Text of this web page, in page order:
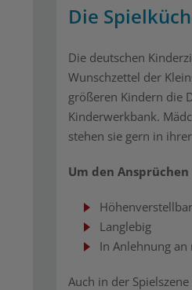
Die
Die deutschen
Wunschzettel der
größeren Kindern die
Kinderwerkbank.
stehen sie gern in
Um den
Langlebig
In Anlehnung
Auch in der